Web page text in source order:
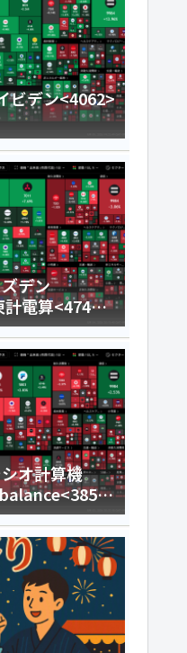
ビデン<4062>
今日のデイ
デン
電算<4746>
オ計算機